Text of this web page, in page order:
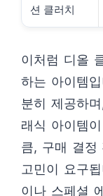
션 클러치
이처럼 디올
하는 아이템
분히 제공하
래식 아이템
큼, 구매 결정
고민이 요구
이나 스페셜